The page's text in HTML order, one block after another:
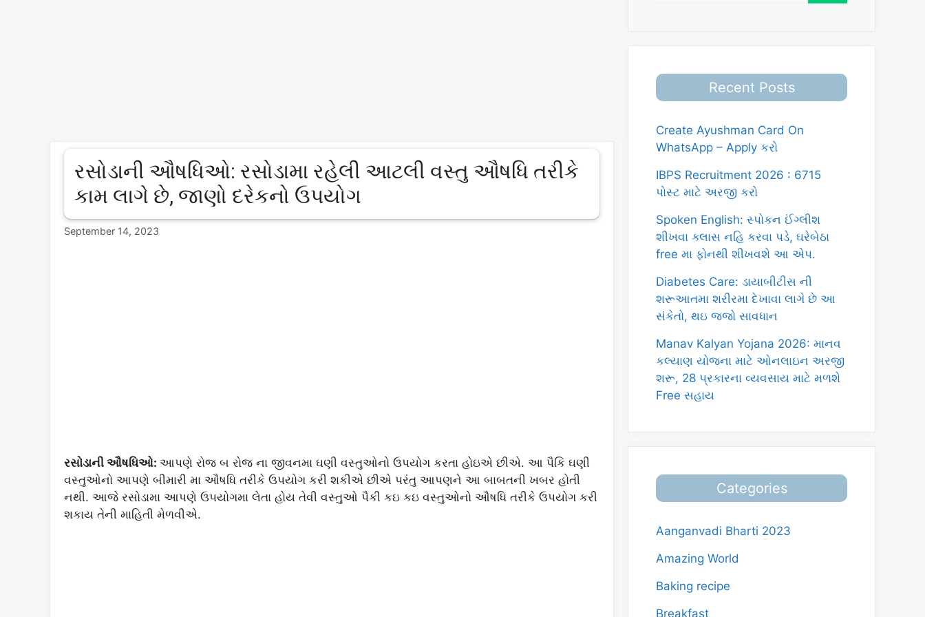
રસોડાની ઔષધિઓ: રસોડામા રહેલી આટલી વસ્તુ ઔષધિ તરીકે
કામ લાગે છે, જાણો દરેકનો ઉપયોગ
September 14, 2023
રસોડાની ઔષધિઓ: આપણે રોજ બ રોજ ના જીવનમા ઘણી વસ્તુઓનો ઉપયોગ કરતા હોઇએ છીએ. આ પૈકિ ઘણી
વસ્તુઓનો આપણે બીમારી મા ઔષધિ તરીકે ઉપયોગ કરી શકીએ છીએ પરંતુ આપણને આ બાબતની ખબર હોતી
નથી. આજે રસોડામા આપણે ઉપયોગમા લેતા હોય તેવી વસ્તુઓ પૈકી કઇ કઇ વસ્તુઓનો ઔષધિ તરીકે ઉપયોગ કરી
શકાય તેની માહિતી મેળવીએ.
Recent Posts
Create Ayushman Card On
WhatsApp – Apply કરો
IBPS Recruitment 2026 : 6715
પોસ્ટ માટે અરજી કરો
Spoken English: સ્પોકન ઈંગ્લીશ
શીખવા ક્લાસ નહિ કરવા પડે, ઘરેબેઠા
free મા ફોનથી શીખવશે આ એપ.
Diabetes Care: ડાયાબીટીસ ની
શરૂઆતમા શરીરમા દેખાવા લાગે છે આ
સંકેતો, થઇ જજો સાવધાન
Manav Kalyan Yojana 2026: માનવ
કલ્યાણ યોજના માટે ઓનલાઇન અરજી
શરૂ, 28 પ્રકારના વ્યવસાય માટે મળશે
Free સહાય
Categories
Aanganvadi Bharti 2023
Amazing World
Baking recipe
Breakfast